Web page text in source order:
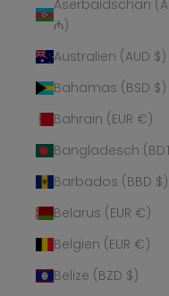
Aserbaidschan
₼)
Australien (AUD $)
Bahamas (BSD $)
Bahrain (EUR €)
Bangladesch
Barbados (BBD $)
Belarus (EUR €)
Belgien (EUR €)
Belize (BZD $)